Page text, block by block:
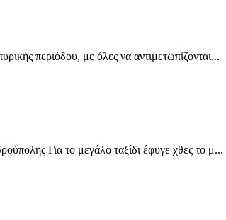
περιόδου, με όλες να αντιμετωπίζονται...
Για το μεγάλο ταξίδι έφυγε χθες το μ...